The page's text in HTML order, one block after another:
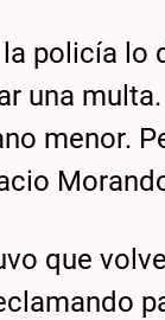
policía lo
una
menor.
que